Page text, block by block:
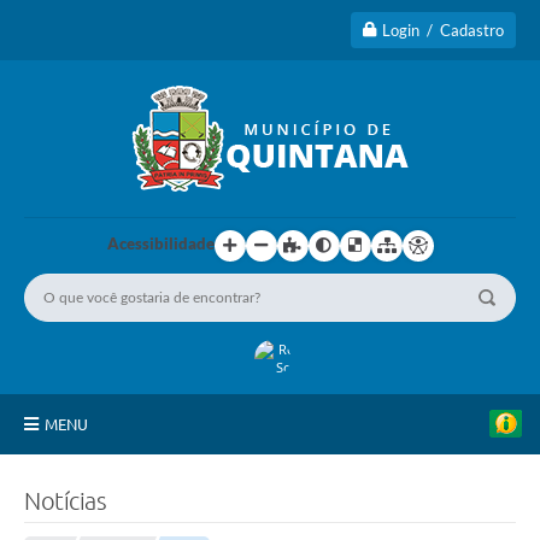
Login / Cadastro
Acessibilidade
MENU
Notícias